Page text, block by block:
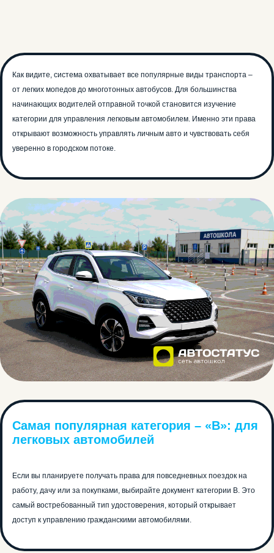
Как видите, система охватывает все популярные виды транспорта –
от легких мопедов до многотонных автобусов. Для большинства
начинающих водителей отправной точкой становится изучение
категории для управления легковым автомобилем. Именно эти права
открывают возможность управлять личным авто и чувствовать себя
уверенно в городском потоке.
Самая популярная категория – «B»: для
легковых автомобилей
Если вы планируете получать права для повседневных поездок на
работу, дачу или за покупками, выбирайте документ категории В. Это
самый востребованный тип удостоверения, который открывает
доступ к управлению гражданскими автомобилями.